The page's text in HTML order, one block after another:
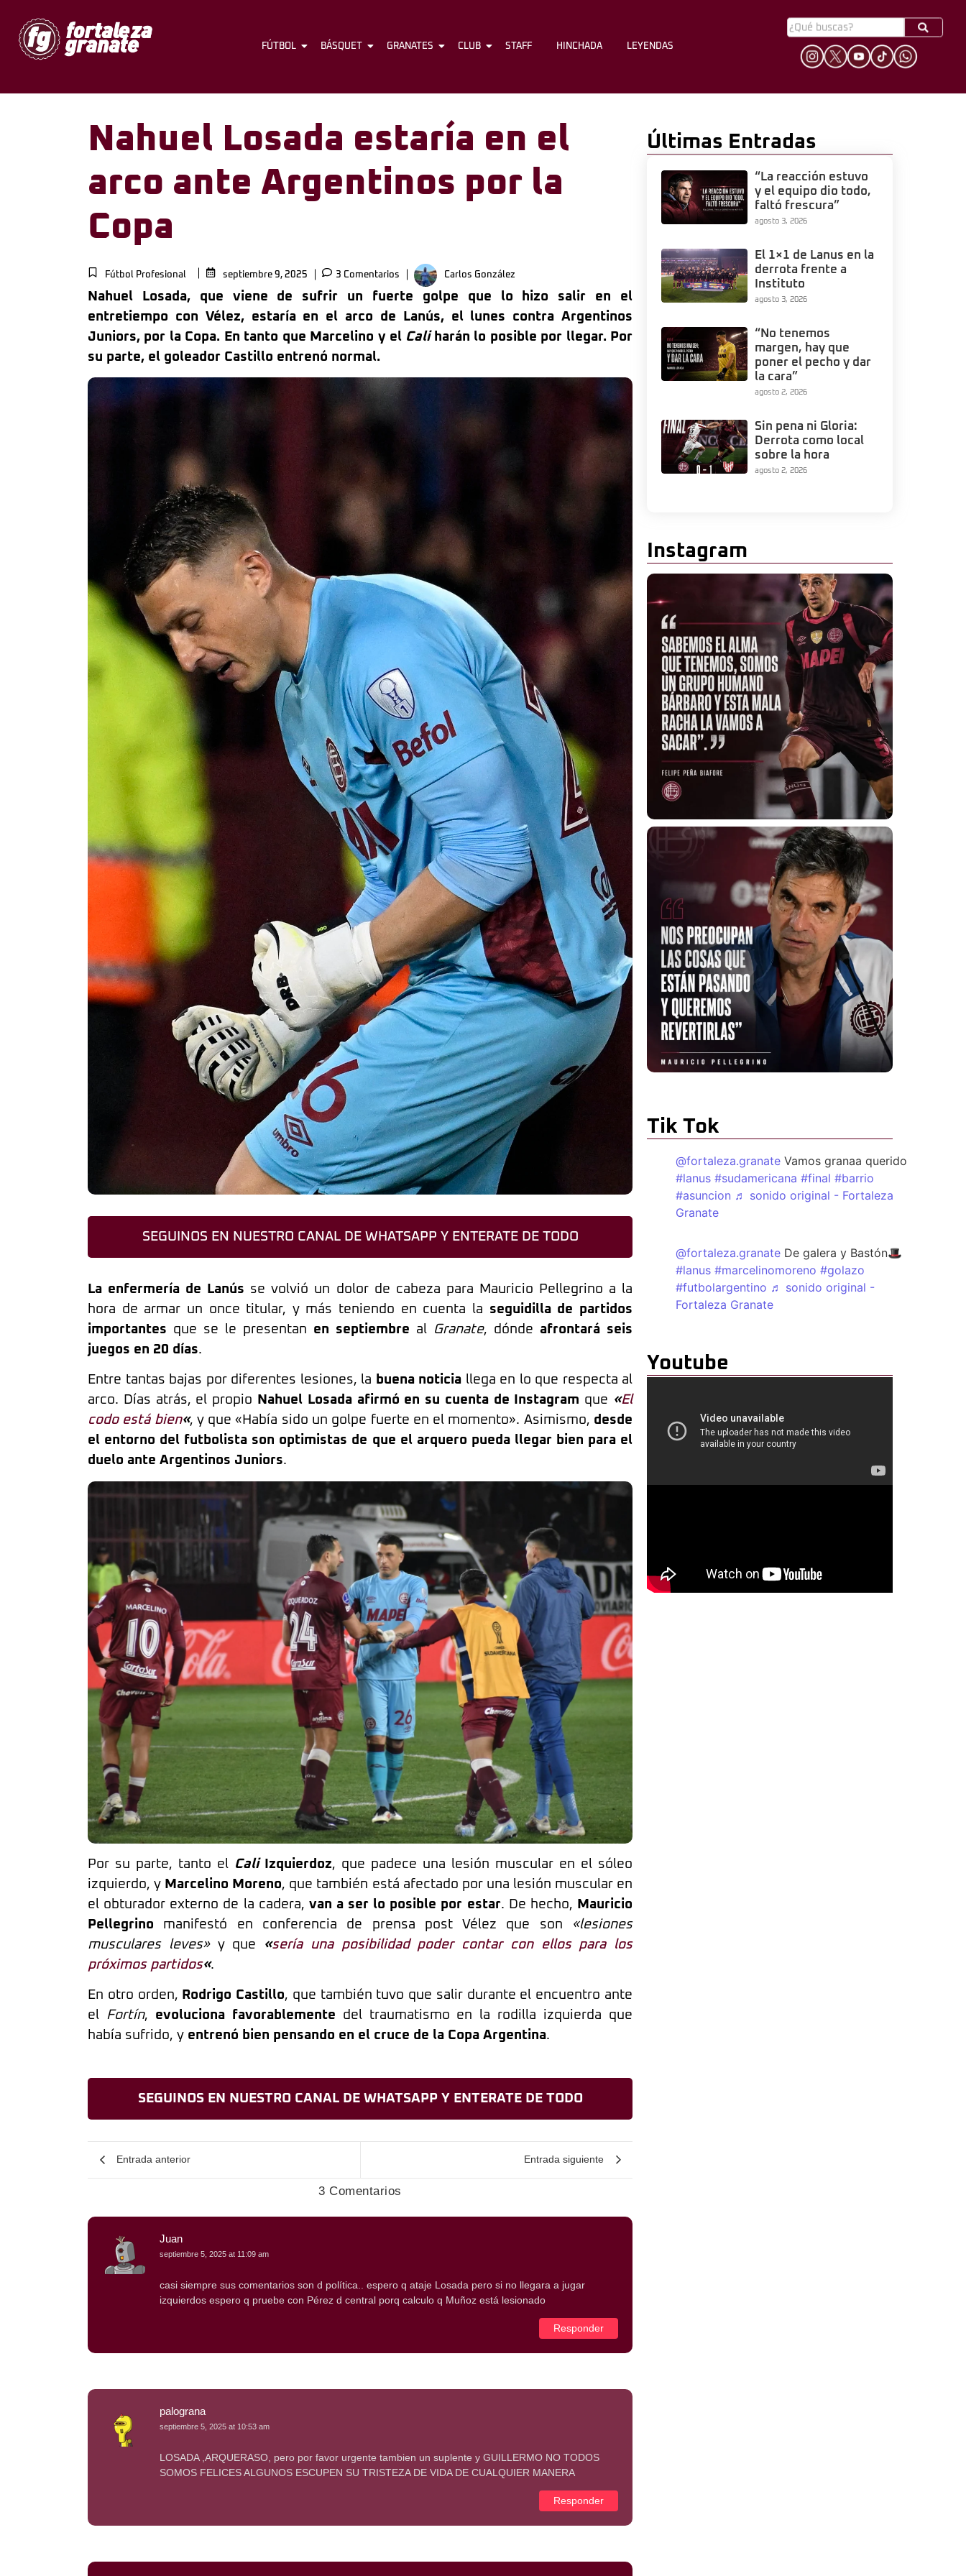
FÚTBOL BÁSQUET GRANATES CLUB STAFF HINCHADA
FÚTBOL BÁSQUET GRANATES CLUB STAFF HINCHADA LEYENDAS
Nahuel Losada estaría en el
arco ante Argentinos por la
Copa
Fútbol Profesional septiembre 9, 2025 3 Comentarios Carlos González
Nahuel Losada, que viene de sufrir un fuerte golpe que lo hizo salir en el
entretiempo con Vélez, estaría en el arco de Lanús, el lunes contra Argentinos
Juniors, por la Copa. En tanto que Marcelino y el Caliharán lo posible por llegar. Por
su parte, el goleador Castillo entrenó normal.
SEGUINOS EN NUESTRO CANAL DE WHATSAPP Y ENTERATE DE TODO
La enfermería de Lanús se volvió un dolor de cabeza para Mauricio Pellegrino a la
hora de armar un once titular, y más teniendo en cuenta la seguidilla de partidos
importantes que se le presentan en septiembre al Granate, dónde afrontará seis
juegos en 20 días.
Entre tantas bajas por diferentes lesiones, la buena noticia llega en lo que respecta al
arco. Días atrás, el propio
Nahuel Losada afirmó en su cuenta de Instagram que «El
codo está bien«, y que «Había sido un golpe fuerte en el momento». Asimismo, desde
el entorno del futbolista son optimistas de que el arquero pueda llegar bien para el
duelo ante Argentinos Juniors.
Por su parte, tanto el CaliIzquierdoz, que padece una lesión muscular en el sóleo
izquierdo, y Marcelino Moreno, que también está afectado por una lesión muscular en
el obturador externo de la cadera, van a ser lo posible por estar. De hecho, Mauricio
Pellegrino manifestó en conferencia de prensa post Vélez que son
«lesiones
musculares leves» y que «sería una posibilidad poder contar con ellos para los
próximos partidos«.
En otro orden, Rodrigo Castillo, que también tuvo que salir durante el encuentro ante
el Fortín, evoluciona favorablemente del traumatismo en la rodilla izquierda que
había sufrido, y entrenó bien pensando en el cruce de la Copa Argentina.
SEGUINOS EN NUESTRO CANAL DE WHATSAPP Y ENTERATE DE TODO
Entrada anterior Entrada siguiente
3 Comentarios
Juan
septiembre 5, 2025 at 11:09 am
casi siempre sus comentarios son d política.. espero q ataje Losada pero si no llegara a jugar
izquierdos espero q pruebe con Pérez d central porq calculo q Muñoz está lesionado
Responder
palograna
septiembre 5, 2025 at 10:53 am
LOSADA ,ARQUERASO, pero por favor urgente tambien un suplente y GUILLERMO NO TODOS
SOMOS FELICES ALGUNOS ESCUPEN SU TRISTEZA DE VIDA DE CUALQUIER MANERA
Responder
Últimas Entradas
“La reacción estuvo
y el equipo dio todo,
faltó frescura”
agosto 3, 2026
El 1×1 de Lanus en la
derrota frente a
Instituto
agosto 3, 2026
“No tenemos
margen, hay que
poner el pecho y dar
la cara”
agosto 2, 2026
Sin pena ni Gloria:
Derrota como local
sobre la hora
agosto 2, 2026
Instagram
Tik Tok
@fortaleza.granate Vamos granaa querido
#lanus #sudamericana #final #barrio
#asuncion ♬ sonido original - Fortaleza
Granate
@fortaleza.granate De galera y Bastón🎩
#lanus #marcelinomoreno #golazo
#futbolargentino ♬ sonido original -
Fortaleza Granate
Youtube